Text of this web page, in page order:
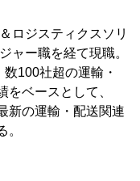
ロジスティクスソリ
ャー職を経て現職。
100社超の運輸・
をベースとして、
新の運輸・配送関連
。